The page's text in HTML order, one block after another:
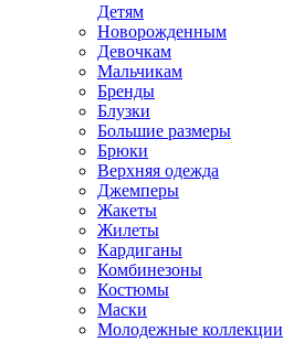
Детям
Новорожденным
Девочкам
Мальчикам
Бренды
Блузки
Большие размеры
Брюки
Верхняя одежда
Джемперы
Жакеты
Жилеты
Кардиганы
Комбинезоны
Костюмы
Маски
Молодежные коллекции